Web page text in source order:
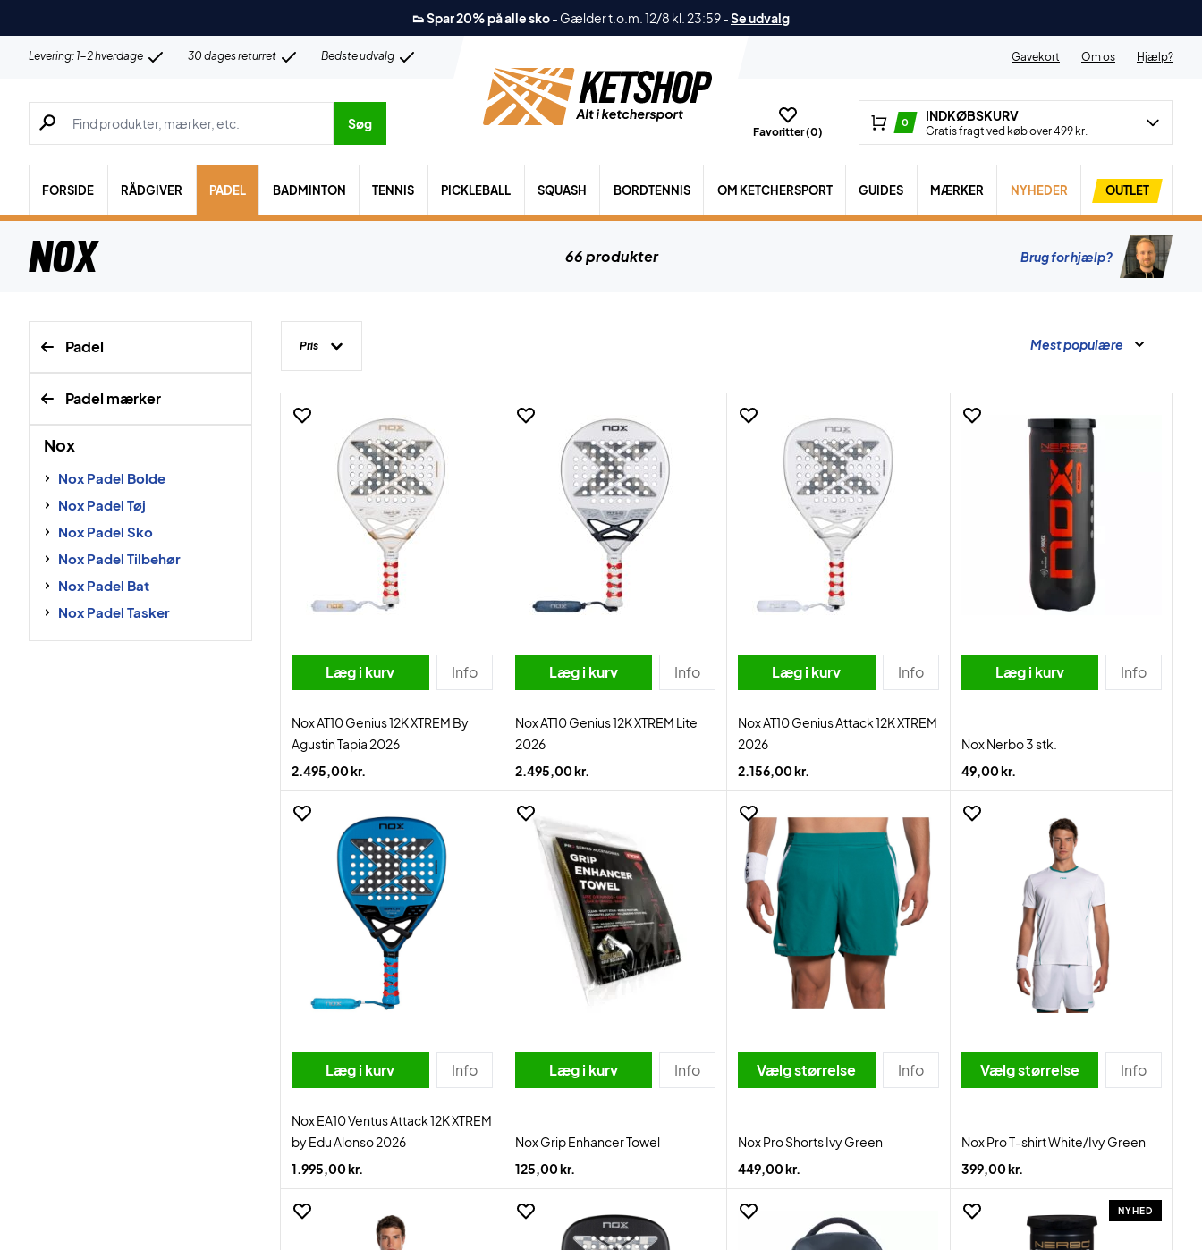
👟 Spar 20% på alle sko- Gælder t.o.m. 12/8 kl. 23:59-Se udvalg
Levering: 1-2 hverdage 30 dages returret Bedste udvalg Gavekort Om os Hjælp?
Søg efter produkter, mærker etc.
Søg
Favoritter (0)
0 INDKØBSKURV
Gratis fragt ved køb over 499 kr.
FORSIDE RÅDGIVER PADEL BADMINTON TENNIS PICKLEBALL SQUASH BORDTENNIS OM KETCHERSPORT GUIDES MÆRKER NYHEDER OUTLET
Nox 66 produkter Brug for hjælp?
Padel
Padel mærker
Nox
Nox Padel Bolde
Nox Padel Tøj
Nox Padel Sko
Nox Padel Tilbehør
Nox Padel Bat
Nox Padel Tasker
Pris Mest populære
Læg i kurv Info
Nox AT10 Genius 12K XTREM By
Agustin Tapia 2026
2.495,00 kr.
Læg i kurv Info
Nox AT10 Genius 12K XTREM Lite
2026
2.495,00 kr.
Læg i kurv Info
Nox AT10 Genius Attack 12K XTREM
2026
2.156,00 kr.
Læg i kurv Info
Nox Nerbo 3 stk.
49,00 kr.
Læg i kurv Info
Nox EA10 Ventus Attack 12K XTREM
by Edu Alonso 2026
1.995,00 kr.
Læg i kurv Info
Nox Grip Enhancer Towel
125,00 kr.
Vælg størrelse Info
Nox Pro Shorts Ivy Green
449,00 kr.
Vælg størrelse Info
Nox Pro T-shirt White/Ivy Green
399,00 kr.
NYHED